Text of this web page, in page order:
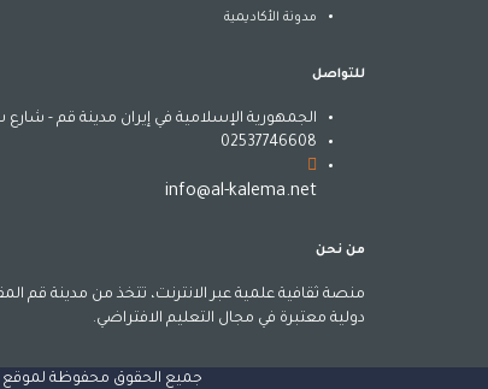
مدونة الأكاديمية
للتواصل
الجمهورية الإسلامية في إيران مدينة قم - شارع سميه - شارع
02537746608
info@al-kalema.net
من نحن
منصة ثقافية علمية عبر الانترنت، تتخذ من مدينة قم
دولية معتبرة في مجال التعليم الافتراضي.
جميع الحقوق محفوظة لموقع